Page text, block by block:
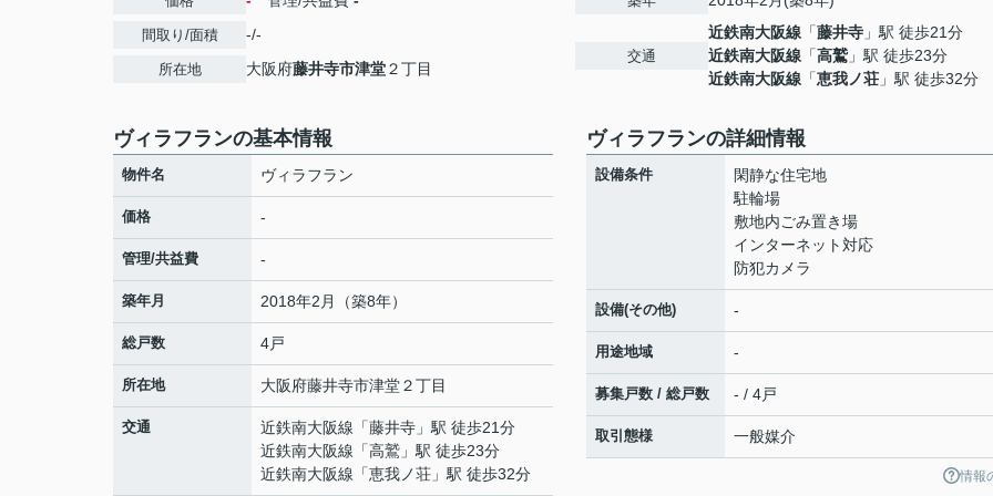
間取り/面積 -/-
所在地 大阪府藤井寺市津堂２丁目
交通
近鉄南大阪線 「藤井寺 」駅 徒歩21分
近鉄南大阪線 「高鷲」駅 徒歩23分
近鉄南大阪線 「恵我ノ荘 」駅 徒歩32分
ヴィラフランの基本情報
物件名 ヴィラフラン
価格 -
管理/共益費 -
築年月 2018年2月（築8年）
総戸数 4戸
所在地 大阪府藤井寺市津堂２丁目
交通 近鉄南大阪線 「藤井寺 」駅 徒歩21分
近鉄南大阪線 「高鷲 」駅 徒歩23分
近鉄南大阪線 「恵我ノ荘 」駅 徒歩32分
ヴィラフランの詳細情報
設備条件
閑静な住宅地
駐輪場
敷地内ごみ置き場
インターネット対応
防犯カメラ
設備(その他) -
用途地域 -
募集戸数 / 総戸数 - / 4戸
取引態様 一般媒介
情報